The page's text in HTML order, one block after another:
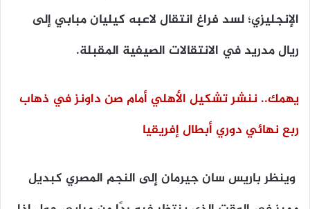
الإنجليزي؛ لسد فراغ انتقال لاعبه كيليان مبابي إلى
ريال مدريد في الانتقالات الصيفية المقبلة.
يهمك.. ننشر تشكيل الأهلي أمام صن داونز في ذهاب
ربع نهائي دوري أبطال إفريقيا
وينظر باريس سان جيرمان إلى النجم المصري كبديل